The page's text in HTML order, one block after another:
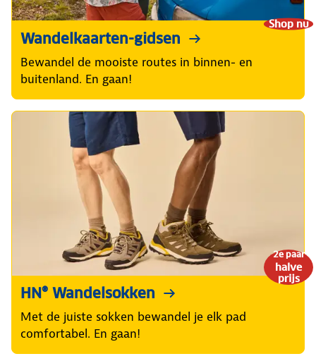
Shop nu
Wandelkaarten-gidsen
Bewandel de mooiste routes in binnen- en
buitenland. En gaan!
2e paar
halve
prijs
HN® Wandelsokken
Met de juiste sokken bewandel je elk pad
comfortabel. En gaan!